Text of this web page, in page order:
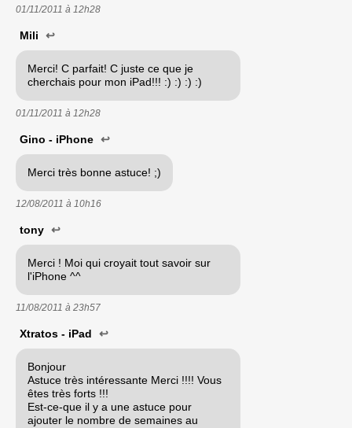
01/11/2011 à 12h28
Mili ↩
Merci! C parfait! C juste ce que je
cherchais pour mon iPad!!! :) :) :) :)
01/11/2011 à 12h28
Gino - iPhone ↩
Merci très bonne astuce! ;)
12/08/2011 à 10h16
tony ↩
Merci ! Moi qui croyait tout savoir sur
l'iPhone ^^
11/08/2011 à 23h57
Xtratos - iPad ↩
Bonjour
Astuce très intéressante Merci !!!! Vous
êtes très forts !!!
Est-ce-que il y a une astuce pour
ajouter le nombre de semaines au